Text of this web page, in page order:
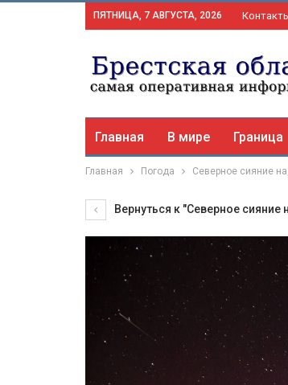
ПЯТНИЦА, 7 АВГУСТА, 2026
Главная В мире Граница
Главная Погода Северное сияние
Вернуться к "Северное